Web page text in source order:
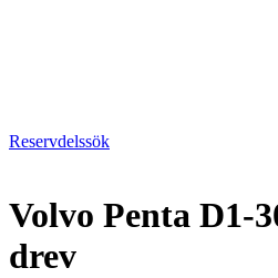
Reservdelssök
Volvo Penta D1-
drev